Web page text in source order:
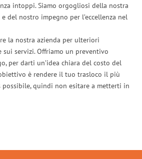
intoppi. Siamo orgogliosi della nostra
del nostro impegno per l’eccellenza nel
la nostra azienda per ulteriori
servizi. Offriamo un preventivo
per darti un’idea chiara del costo del
è rendere il tuo trasloco il più
possibile, quindi non esitare a metterti in